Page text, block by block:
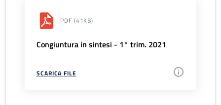
PDF (41KB)
Congiuntura in sintesi - 1° trim. 2021
SCARICA FILE